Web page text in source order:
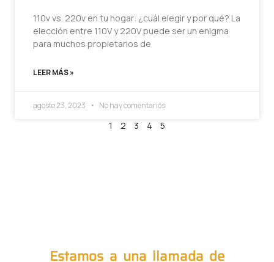
110v vs. 220v en tu hogar: ¿cuál elegir y por qué? La
elección entre 110V y 220V puede ser un enigma
para muchos propietarios de
LEER MÁS »
agosto 23, 2023 No hay comentarios
1 2 3 4 5
Estamos a una llamada de